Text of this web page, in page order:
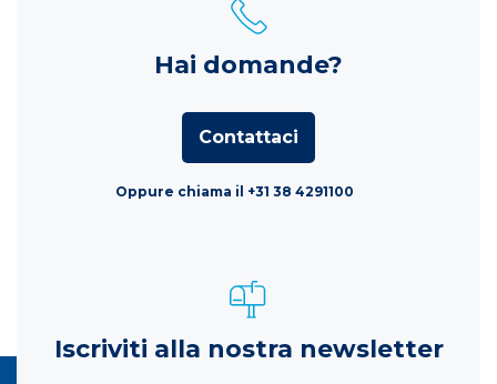
Hai domande?
Contattaci
Oppure chiama il +31 38 4291100
Iscriviti alla nostra newsletter